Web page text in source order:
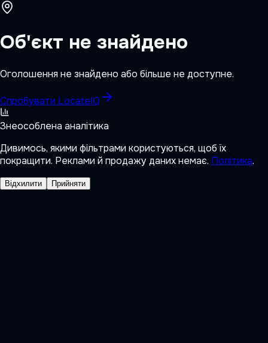
Об'єкт не знайдено
Оголошення не знайдено або більше не доступне.
Спробувати LocateIQ
Знеособлена аналітика
Дивимось, якими фільтрами користуються, щоб їх
покращити. Реклами й продажу даних немає. Політика.
Відхилити Прийняти